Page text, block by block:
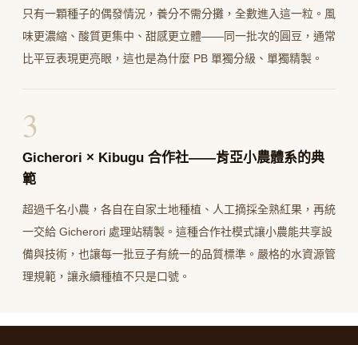
只有一顆種子的偶發情況，養分不需分攤，全數進入這一粒。風
味更濃縮、酸質更集中、甜感更立體——同一批次的圓豆，通常
比平豆表現更亮眼，這也是為什麼 PB 單獨分級、單獨精製。
3
Gicherori × Kibugu 合作社——肯亞小農體系的典
範
超過千名小農，各自在自家土地種植、人工摘採全熟紅果，再統
一交給 Gicherori 處理站精製。這種合作社模式讓小農能共享設
備與技術，也讓每一批豆子有統一的品質標準。嚴格的水資源管
理規範，讓永續種植不只是口號。